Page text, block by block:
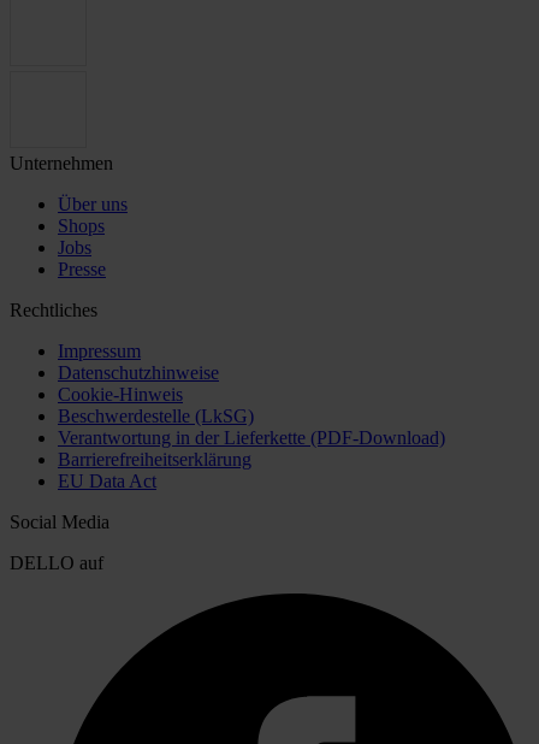
Unternehmen
Über uns
Shops
Jobs
Presse
Rechtliches
Impressum
Datenschutzhinweise
Cookie-Hinweis
Beschwerdestelle (LkSG)
Verantwortung in der Lieferkette (PDF-Download)
Barrierefreiheitserklärung
EU Data Act
Social Media
DELLO auf